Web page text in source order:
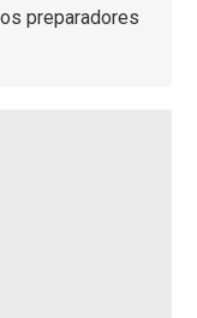
preparadores